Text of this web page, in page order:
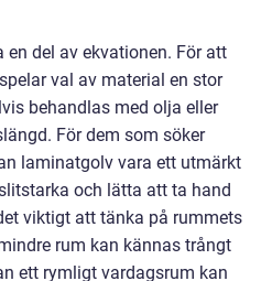
en del av ekvationen. För att
val av material en stor
behandlas med olja eller
För dem som söker
laminatgolv vara ett utmärkt
och lätta att ta hand
viktigt att tänka på rummets
rum kan kännas trångt
ett rymligt vardagsrum kan